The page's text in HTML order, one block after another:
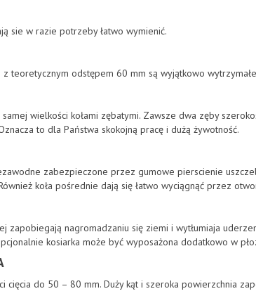
sie w razie potrzeby łatwo wymienić.
teoretycznym odstępem 60 mm są wyjątkowo
wielkości kołami zębatymi. Zawsze dwa zęby
to dla Państwa skokojną pracę i dużą żywotność.
zabezpieczone przez gumowe pierscienie
koła pośrednie dają się łatwo wyciągnąć przez
nagromadzaniu się ziemi i wytłumiaja
kosiarka może być wyposażona dodatkowo w
cięcia do 50 – 80 mm. Duży kąt i szeroka powierzchnia